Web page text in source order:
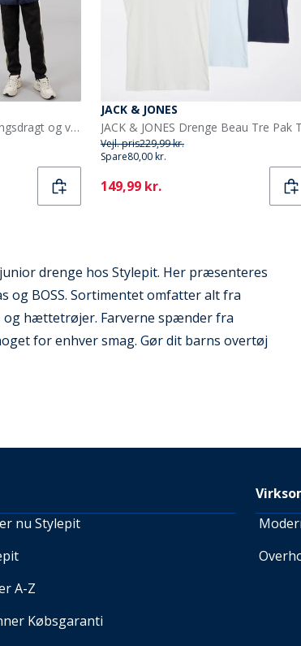
Brave Soul Drenge træningsdragt og vest sæt Multi
JACK & JONES
Vejl. pris229,99 kr.
Spare80,00 kr.
Current
149,99 kr.
drenge hos Stylepit. Her præsenteres
og BOSS. Sortimentet omfatter alt fra
hættetrøjer. Farverne spænder fra
for enhver smag. Gør dit barns overtøj
nu Stylepit
A-Z
Købsgaranti